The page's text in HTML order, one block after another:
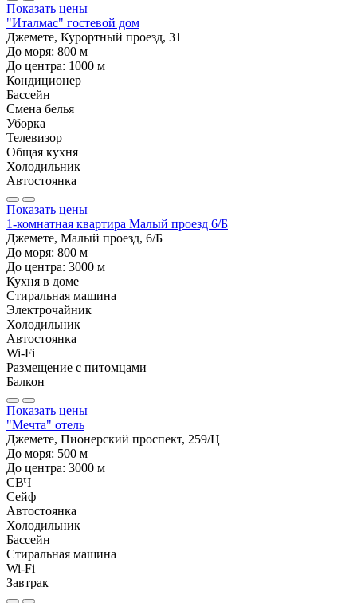
Показать цены
"Италмас" гостевой дом
Джемете, Курортный проезд, 31
До моря: 800 м
До центра: 1000 м
Кондиционер
Бассейн
Смена белья
Уборка
Телевизор
Общая кухня
Холодильник
Автостоянка
Показать цены
1-комнатная квартира Малый проезд 6/Б
Джемете, Малый проезд, 6/Б
До моря: 800 м
До центра: 3000 м
Кухня в доме
Стиральная машина
Электрочайник
Холодильник
Автостоянка
Wi-Fi
Размещение с питомцами
Балкон
Показать цены
"Мечта" отель
Джемете, Пионерский проспект, 259/Ц
До моря: 500 м
До центра: 3000 м
СВЧ
Сейф
Автостоянка
Холодильник
Бассейн
Стиральная машина
Wi-Fi
Завтрак